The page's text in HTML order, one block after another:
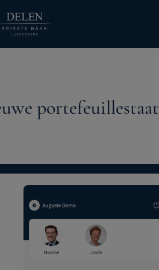
portefeuillestaat